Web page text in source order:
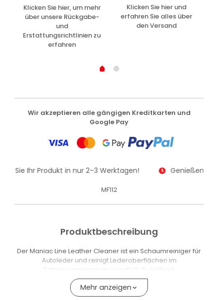
Klicken Sie hier, um mehr
über unsere Rückgabe-
und
Erstattungsrichtlinien zu
erfahren
Klicken Sie hier und
erfahren Sie alles über
den Versand
Wir akzeptieren alle gängigen Kreditkarten und
Google Pay
Sie Ihr Produkt in nur 2–3 Werktagen! Genießen Sie
MF112
Produktbeschreibung
Der Maniac Line Leather Cleaner ist ein Schaumreiniger für
Autoleder und reinigt Lederoberflächen im
Fahrzeuginnenraum gründlich. Er entfernt
Verschmutzungen, fettige Rückstände und Staub, ohne
Textur, Farbe oder Finish zu verändern. Das Produkt ist
gebrauchsfertig – ohne Verdünnung oder zusätzliche
Mehr anzeigen